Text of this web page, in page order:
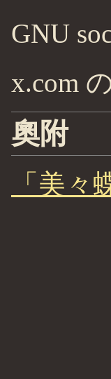
GNU
x.com
奧附
「美々